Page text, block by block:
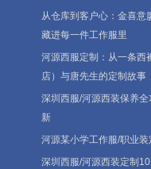
从仓库到客户心：金喜意
藏进每一件工作服里
河源西服定制：从一条西
店）与唐先生的定制故事
深圳西服/河源西装保养
新
河源某小学工作服/职业
深圳西服/河源西装定制